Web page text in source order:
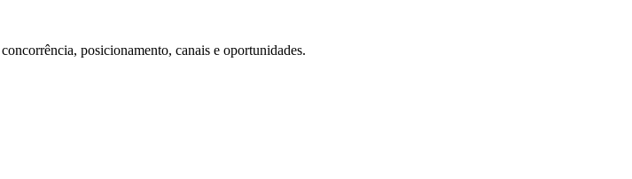
posicionamento, canais e oportunidades.